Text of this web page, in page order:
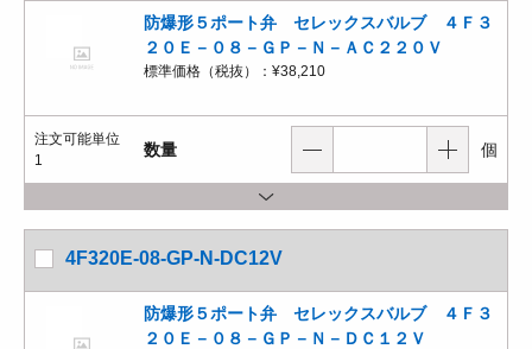
防爆形５ポート弁 セレックスバルブ ４Ｆ３
２０Ｅ－０８－ＧＰ－Ｎ－ＡＣ２２０Ｖ
標準価格（税抜）： ¥38,210
注文可能単位
1
数量 個
4F320E-08-GP-N-DC12V
防爆形５ポート弁 セレックスバルブ ４Ｆ３
２０Ｅ－０８－ＧＰ－Ｎ－ＤＣ１２Ｖ